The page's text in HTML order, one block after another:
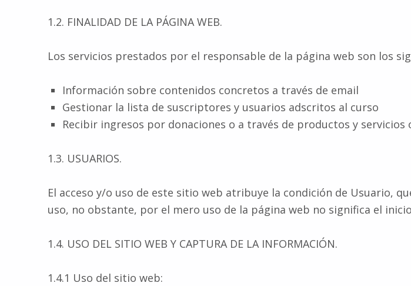
1.2. FINALIDAD DE LA PÁGINA WEB.
Los servicios prestados por el responsable de la página web son los
Información sobre contenidos concretos a través de email
Gestionar la lista de suscriptores y usuarios adscritos al curso
Recibir ingresos por donaciones o a través de productos y servicios
1.3. USUARIOS.
El acceso y/o uso de este sitio web atribuye la condición de Usuario,
uso, no obstante, por el mero uso de la página web no significa el
1.4. USO DEL SITIO WEB Y CAPTURA DE LA INFORMACIÓN.
1.4.1 Uso del sitio web: